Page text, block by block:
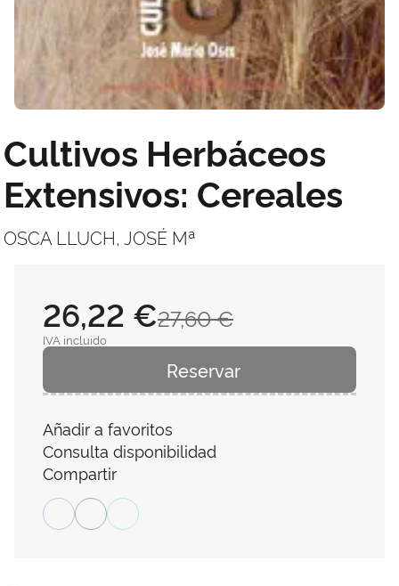
Cultivos Herbáceos
Extensivos: Cereales
OSCA LLUCH, JOSÉ Mª
27,60 €
26,22 €
IVA incluido
Reservar
Añadir a favoritos
Consulta disponibilidad
Compartir